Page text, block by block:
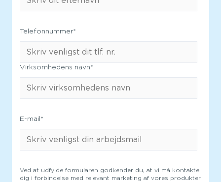
Telefonnummer*
Virksomhedens navn*
E-mail *
Ved at udfylde formularen godkender du, at vi må kontakte
dig i forbindelse med relevant marketing af vores produkter